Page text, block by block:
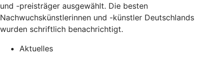
und -preisträger ausgewählt. Die besten
Nachwuchskünstlerinnen und -künstler Deutschlands
wurden schriftlich benachrichtigt.
Aktuelles